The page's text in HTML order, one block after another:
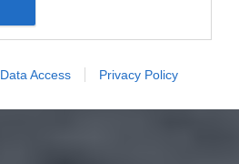
Data Access Privacy Policy